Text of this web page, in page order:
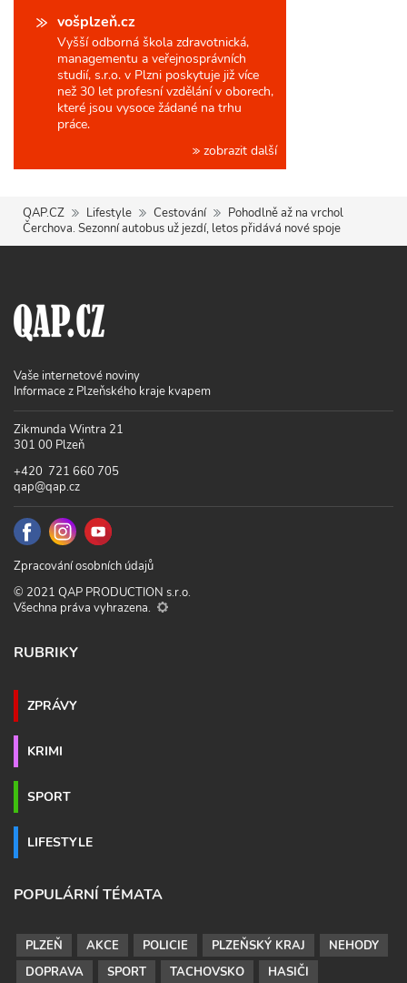
vošplzeň.cz
Vyšší odborná škola zdravotnická,
managementu a veřejnosprávních
studií, s.r.o. v Plzni poskytuje již více
než 30 let profesní vzdělání v oborech,
které jsou vysoce žádané na trhu
práce.
zobrazit další
QAP.CZ Lifestyle Cestování
Pohodlně až na vrchol
Čerchova. Sezonní autobus už jezdí, letos přidává nové spoje
Vaše internetové noviny
Informace z Plzeňského kraje kvapem
Zikmunda Wintra 21
301 00 Plzeň
+420 721 660 705
qap@qap.cz
Zpracování osobních údajů
© 2021 QAP PRODUCTION s.r.o.
Všechna práva vyhrazena.
RUBRIKY
ZPRÁVY
KRIMI
SPORT
LIFESTYLE
POPULÁRNÍ TÉMATA
PLZEŇ AKCE POLICIE PLZEŇSKÝ KRAJ
NEHODY
DOPRAVA
SPORT TACHOVSKO HASIČI